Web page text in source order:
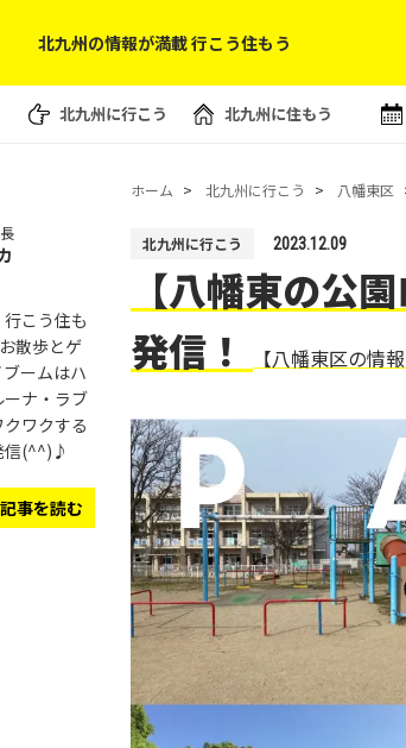
北九州の情報が満載 行こう住もう
北九州に行こう 北九州に住もう
ホーム 北九州に行こう 八幡東区
北九州に行こう 2023.12.09
【八幡東の公
発信！
【八幡東区の情報
こう住も
散歩とゲ
ームはハ
ーナ・ラブ
ワクする
信(^^)♪
事を読む